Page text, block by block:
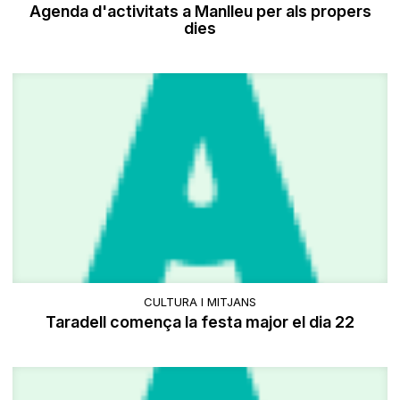
Agenda d'activitats a Manlleu per als propers
dies
CULTURA I MITJANS
Taradell comença la festa major el dia 22